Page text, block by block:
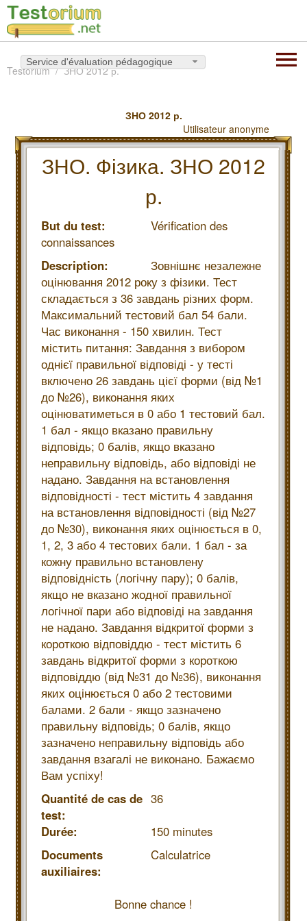
Service d'évaluation pédagogique
Testorium ЗНО 2012 р.
ЗНО 2012 р.
Utilisateur anonyme
ЗНО. Фізика. ЗНО 2012
р.
But du test:
Vérification des
connaissances
Description:
Зовнішнє незалежне
оцінювання 2012 року з фізики. Тест
складається з 36 завдань різних форм.
Максимальний тестовий бал 54 бали.
Час виконання - 150 хвилин. Тест
містить питання: Завдання з вибором
однієї правильної відповіді - у тесті
включено 26 завдань цієї форми (від №1
до №26), виконання яких
оцінюватиметься в 0 або 1 тестовий бал.
1 бал - якщо вказано правильну
відповідь; 0 балів, якщо вказано
неправильну відповідь, або відповіді не
надано. Завдання на встановлення
відповідності - тест містить 4 завдання
на встановлення відповідності (від №27
до №30), виконання яких оцінюється в 0,
1, 2, 3 або 4 тестових бали. 1 бал - за
кожну правильно встановлену
відповідність (логічну пару); 0 балів,
якщо не вказано жодної правильної
логічної пари або відповіді на завдання
не надано. Завдання відкритої форми з
короткою відповіддю - тест містить 6
завдань відкритої форми з короткою
відповіддю (від №31 до №36), виконання
яких оцінюється 0 або 2 тестовими
балами. 2 бали - якщо зазначено
правильну відповідь; 0 балів, якщо
зазначено неправильну відповідь або
завдання взагалі не виконано. Бажаємо
Вам успіху!
Quantité de cas de
test:
36
Durée:
150 minutes
Documents
auxiliaires:
Calculatrice
Bonne chance !